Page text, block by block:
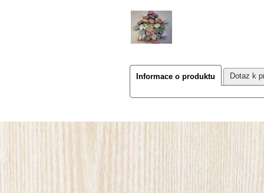
Informace o produktu Dotaz k